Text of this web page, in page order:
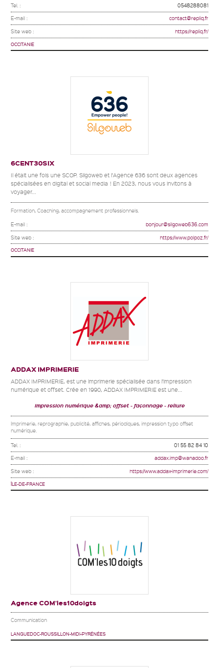
Tel. : 0548288081
E-mail : contact@repliq.fr
Site web : https://repliq.fr/
OCCITANIE
6CENT30SIX
Il était une fois une SCOP. Silgoweb et l’Agence 636 sont deux agences
spécialisées en digital et social media ! En 2023, nous vous invitons à
voyager...
Formation, Coaching, accompagnement professionnels.
E-mail : bonjour@silgoweb636.com
Site web : https://www.polpoz.fr/
OCCITANIE
ADDAX IMPRIMERIE
ADDAX IMPRIMERIE, est une imprimerie spécialisée dans l’impression
numérique et offset. Crée en 1990, ADDAX IMPRIMERIE est une...
impression numérique &amp; offset façonnage reliure
Imprimerie, reprographie, publicité, affiches, périodiques, impression typo offset
numérique.
Tel. : 01 55 82 84 10
E-mail : addax.imp@wanadoo.fr
Site web : https://www.addax-imprimerie.com/
ÎLE-DE-FRANCE
Agence COM’les10doigts
Communication
LANGUEDOC-ROUSSILLON-MIDI-PYRÉNÉES